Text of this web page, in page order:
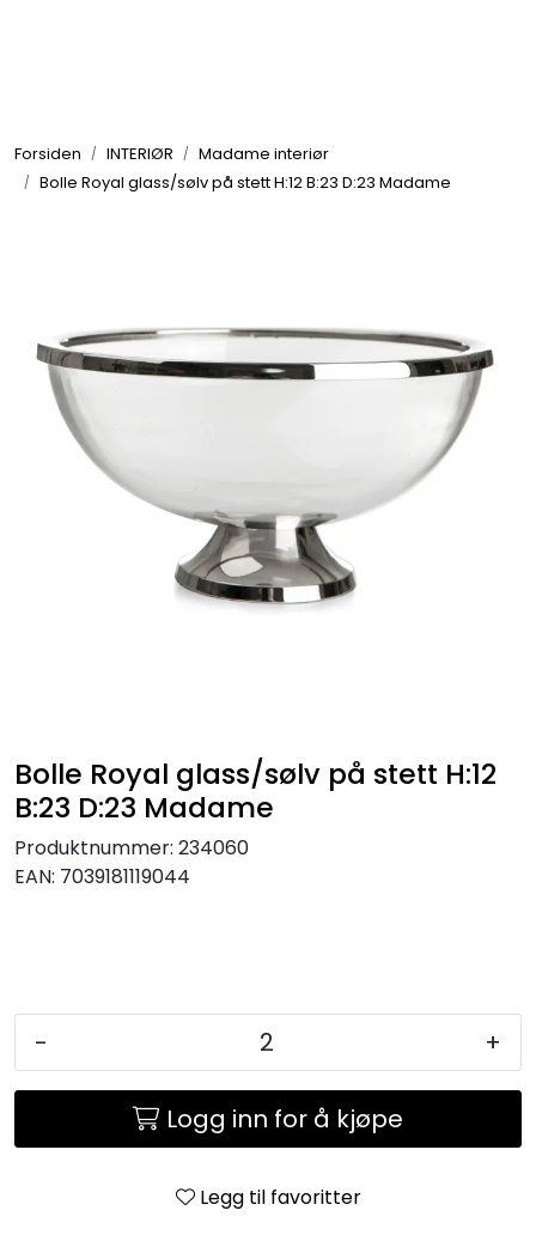
Forsiden INTERIØR
Madame interiør
Bolle Royal glass/sølv på stett H:12 B:23 D:23 Madame
Bolle Royal glass/sølv på stett H:12
B:23 D:23 Madame
Produktnummer: 234060
EAN: 7039181119044
- +
Logg inn for å kjøpe
Legg til favoritter
UTEMILJØ
HJEM
INTERIØR
ACCESSORIES
JUL